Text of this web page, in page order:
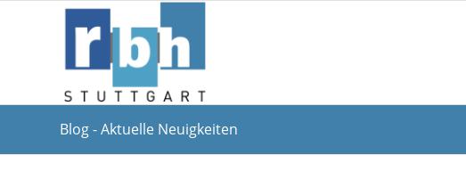
Blog - Aktuelle Neuigkeiten